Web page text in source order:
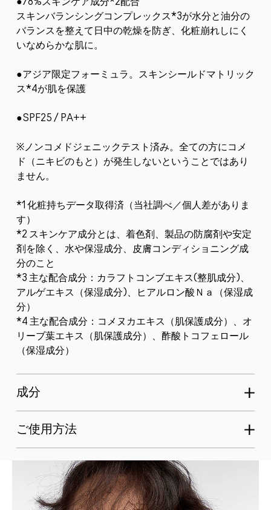
●78%スキンケア成分*2配合
スキンバランシングコンプレックス*3が水分と油分の
バランスを整えて日中の乾燥を防ぎ、化粧崩れしにく
いなめらかな肌に。
●アジア限定フォーミュラ。スキンシールドマトリック
ス*4が肌を保護
●SPF25 / PA++
※ノンコメドジェニックテスト済み。全ての方にコメ
ド（ニキビのもと）が発生しないということではあり
ません。
*1 化粧持ちデータ取得済（当社調べ／個人差がありま
す）
*2 スキンケア成分とは、着色剤、製品の防腐剤や安定
剤を除く、水や保湿成分、皮膚コンディショニング成
分のこと
*3 主な配合成分：カラフトコンブエキス(整肌成分)、
アルゲエキス（保湿成分)、ヒアルロン酸Ｎａ（保湿成
分）
*4 主な配合成分：コメヌカエキス（肌保護成分）、オ
リーブ葉エキス（肌保護成分）、酢酸トコフェロール
（保湿成分）
成分
ご使用方法